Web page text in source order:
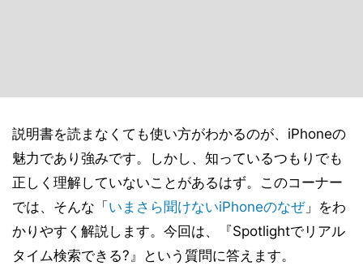
説明書を読まなくても使い方がわかるのが、iPhoneの
魅力であり強みです。しかし、知っているつもりでも
正しく理解していないことがあるはず。このコーナー
では、そんな「 いまさら聞けないiPhoneのなぜ」をわ
かりやすく解説します。今回は、『Spotlightでリアル
タイム検索できる?』という質問に答えます。